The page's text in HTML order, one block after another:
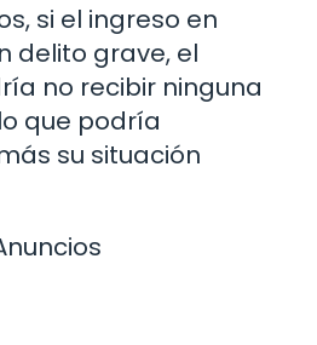
si el ingreso en
delito grave, el
no recibir ninguna
que podría
su situación